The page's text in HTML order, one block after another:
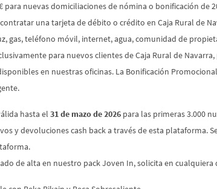
para nuevas domiciliaciones de nómina o bonificación
contratar una tarjeta de débito o crédito en Caja Rural
gas, teléfono móvil, internet, agua, comunidad de
para nuevos clientes de Caja Rural de
en nuestras oficinas. La Bonificación
hasta el 31 de mazo de 2026 para las primeras 3.000
y devoluciones cash back a través de esta plataforma.
de alta en nuestro pack Joven In, solicita en